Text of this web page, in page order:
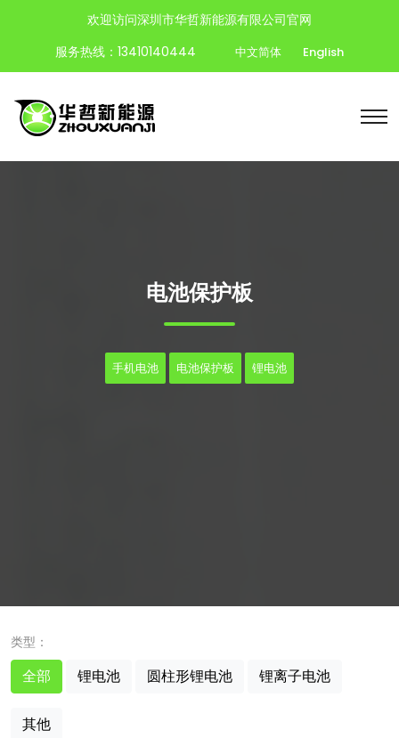
欢迎访问深圳市华哲新能源有限公司官网
服务热线：13410140444
中文简体 English
电池保护板
手机电池 电池保护板 锂电池
类型：
全部 锂电池 圆柱形锂电池 锂离子电池
其他